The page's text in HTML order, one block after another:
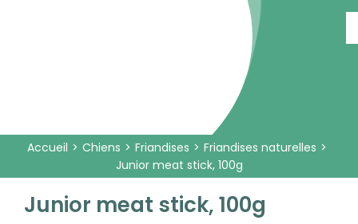
Accueil Chiens Friandises
Friandises naturelles
Junior meat stick, 100g
Junior meat stick, 100g